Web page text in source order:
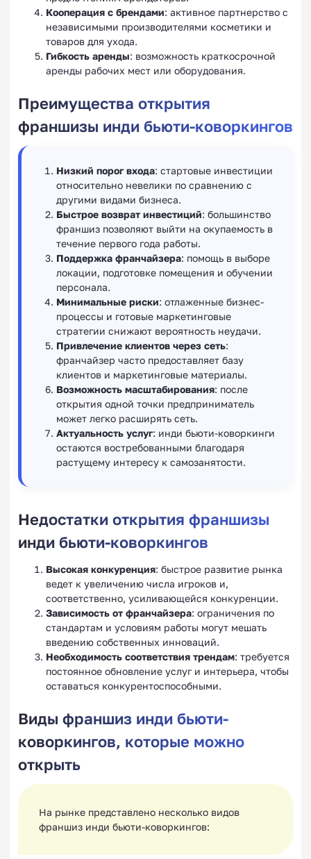
Кооперация с брендами: активное партнерство с
независимыми производителями косметики и
товаров для ухода.
Гибкость аренды: возможность краткосрочной
аренды рабочих мест или оборудования.
Преимущества открытия
франшизы инди бьюти-коворкингов
Низкий порог входа: стартовые инвестиции
относительно невелики по сравнению с
другими видами бизнеса.
Быстрое возврат инвестиций: большинство
франшиз позволяют выйти на окупаемость в
течение первого года работы.
Поддержка франчайзера: помощь в выборе
локации, подготовке помещения и обучении
персонала.
Минимальные риски: отлаженные бизнес-
процессы и готовые маркетинговые
стратегии снижают вероятность неудачи.
Привлечение клиентов через сеть:
франчайзер часто предоставляет базу
клиентов и маркетинговые материалы.
Возможность масштабирования: после
открытия одной точки предприниматель
может легко расширять сеть.
Актуальность услуг: инди бьюти-коворкинги
остаются востребованными благодаря
растущему интересу к самозанятости.
Недостатки открытия франшизы
инди бьюти-коворкингов
Высокая конкуренция: быстрое развитие рынка
ведет к увеличению числа игроков и,
соответственно, усиливающейся конкуренции.
Зависимость от франчайзера: ограничения по
стандартам и условиям работы могут мешать
введению собственных инноваций.
Необходимость соответствия трендам: требуется
постоянное обновление услуг и интерьера, чтобы
оставаться конкурентоспособными.
Виды франшиз инди бьюти-
коворкингов, которые можно
открыть
На рынке представлено несколько видов
франшиз инди бьюти-коворкингов: